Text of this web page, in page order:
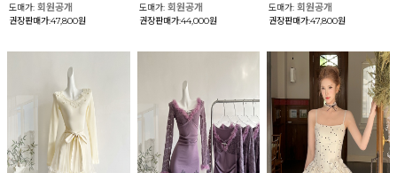
도매가: 회원공개
권장판매가:47,800원
도매가: 회원공개
권장판매가:44,000원
도매가:회원공개
권장판매가:47,800원